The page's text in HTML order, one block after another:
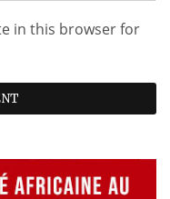
in this browser for